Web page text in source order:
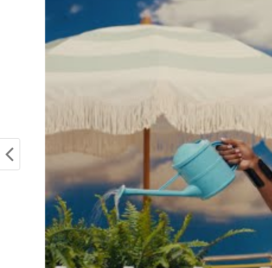
James et Kyrie Irving, tous deux à 57 points. Il
à scorer 50 points avec Kyrie Irving, Lebron
un match et les Wolves ont joué avec le feu.
plupart du temps d’au moins 20 points.
par Rudy Gobert qui scellera la victoire.
peur et si cette fois s’est passé, ce ne fut pas
victoires et 8 défaites. D’Angelo Russell
Towns 29 points et que dire du shoot décisif
Défaite mais superbe impression
surfer sur cette performance. Il
à perdre quelques matchs ici et
prochain match.
ANTHONY EDWARDS
pic.twitter.com/
— Minnesota Timberwolves
November 14, 2022